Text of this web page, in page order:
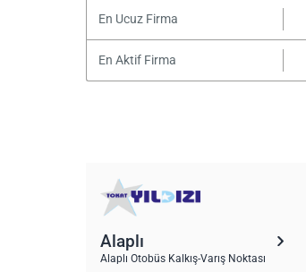
En Ucuz Firma
En Aktif Firma
Alaplı
Alaplı Otobüs Kalkış-Varış Noktası